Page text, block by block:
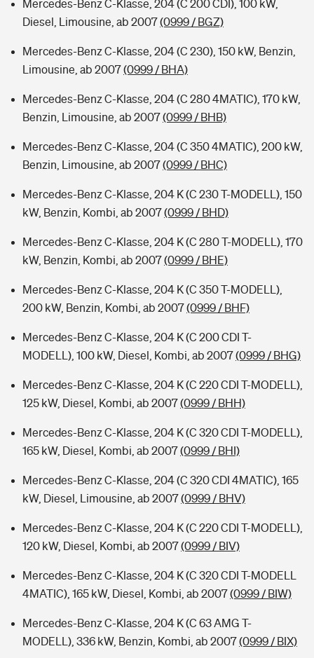
Mercedes-Benz C-Klasse, 204 (C 200 CDI), 100 kW,
Diesel, Limousine, ab 2007(0999 / BGZ)
Mercedes-Benz C-Klasse, 204 (C 230), 150 kW, Benzin,
Limousine, ab 2007(0999 / BHA)
Mercedes-Benz C-Klasse, 204 (C 280 4MATIC), 170 kW,
Benzin, Limousine, ab 2007(0999 / BHB)
Mercedes-Benz C-Klasse, 204 (C 350 4MATIC), 200 kW,
Benzin, Limousine, ab 2007(0999 / BHC)
Mercedes-Benz C-Klasse, 204 K (C 230 T-MODELL), 150
kW, Benzin, Kombi, ab 2007(0999 / BHD)
Mercedes-Benz C-Klasse, 204 K (C 280 T-MODELL), 170
kW, Benzin, Kombi, ab 2007(0999 / BHE)
Mercedes-Benz C-Klasse, 204 K (C 350 T-MODELL),
200 kW, Benzin, Kombi, ab 2007(0999 / BHF)
Mercedes-Benz C-Klasse, 204 K (C 200 CDI T-
MODELL), 100 kW, Diesel, Kombi, ab 2007(0999 / BHG)
Mercedes-Benz C-Klasse, 204 K (C 220 CDI T-MODELL),
125 kW, Diesel, Kombi, ab 2007(0999 / BHH)
Mercedes-Benz C-Klasse, 204 K (C 320 CDI T-MODELL),
165 kW, Diesel, Kombi, ab 2007(0999 / BHI)
Mercedes-Benz C-Klasse, 204 (C 320 CDI 4MATIC), 165
kW, Diesel, Limousine, ab 2007(0999 / BHV)
Mercedes-Benz C-Klasse, 204 K (C 220 CDI T-MODELL),
120 kW, Diesel, Kombi, ab 2007(0999 / BIV)
Mercedes-Benz C-Klasse, 204 K (C 320 CDI T-MODELL
4MATIC), 165 kW, Diesel, Kombi, ab 2007(0999 / BIW)
Mercedes-Benz C-Klasse, 204 K (C 63 AMG T-
MODELL), 336 kW, Benzin, Kombi, ab 2007(0999 / BIX)